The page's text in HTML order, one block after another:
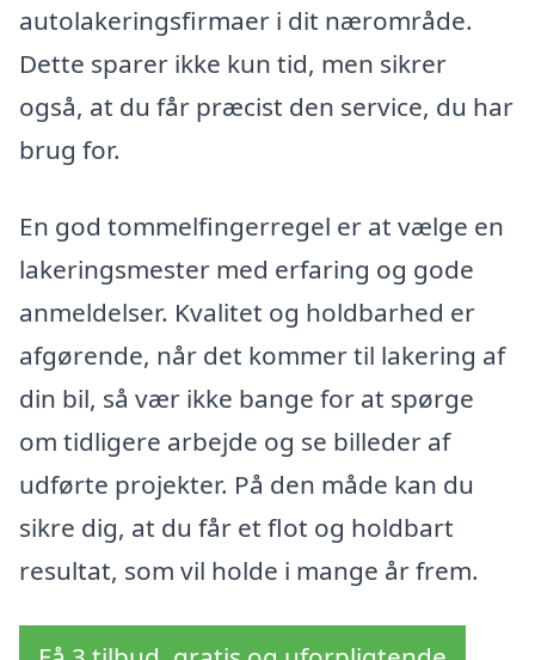
autolakeringsfirmaer i dit nærområde.
Dette sparer ikke kun tid, men sikrer
også, at du får præcist den service, du har
brug for.
En god tommelfingerregel er at vælge en
lakeringsmester med erfaring og gode
anmeldelser. Kvalitet og holdbarhed er
afgørende, når det kommer til lakering af
din bil, så vær ikke bange for at spørge
om tidligere arbejde og se billeder af
udførte projekter. På den måde kan du
sikre dig, at du får et flot og holdbart
resultat, som vil holde i mange år frem.